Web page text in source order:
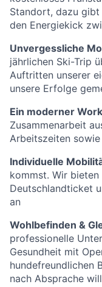
Standort, dazu
den Energiekick
Unvergessliche
jährlichen Ski-Trip
Auftritten unserer
unsere Erfolge
Ein moderner
Zusammenarbeit
Arbeitszeiten
Individuelle
kommst. Wir
Deutschlandticket
an
Wohlbefinden &
professionelle
Gesundheit mit
hundefreundlichen
nach Absprache